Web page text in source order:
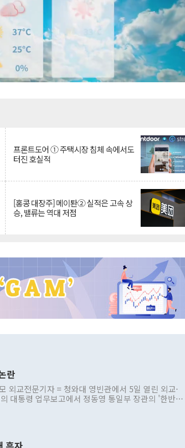
프론트도어 ① 주택시장 침체 속에서도
터진 호실적
[홍콩 대장주] 메이퇀② 실적은 고속 상
승, 밸류는 역대 저점
란
외교전문기자 = 청와대 영빈관에서 5일 열린 외교·
대통령 업무보고에서 정동영 통일부 장관의 '한반도
율을 거치지 않은 사안을 정책으로 추진하겠다고 공